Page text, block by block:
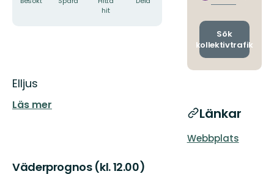
hit
Beskrivning
Elljus
Läs mer
Väderprognos (kl. 12.00)
och
Sök
kollektivtrafik
Länkar
Webbplats